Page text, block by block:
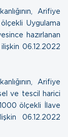
Arifiye
Uygulama
hazırlanan
06.12.2022
Arifiye
ve tescil harici
ölçekli İlave
06.12.2022